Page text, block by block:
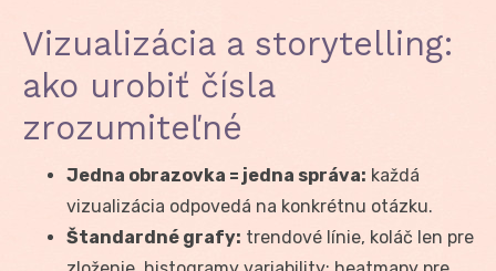
Vizualizácia a storytelling:
ako urobiť čísla
zrozumiteľné
Jedna obrazovka = jedna správa: každá
vizualizácia odpovedá na konkrétnu otázku.
Štandardné grafy: trendové línie, koláč len pre